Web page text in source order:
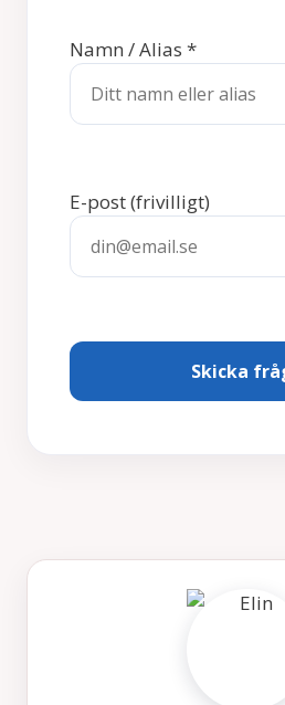
Namn / Alias *
E-post(frivilligt)